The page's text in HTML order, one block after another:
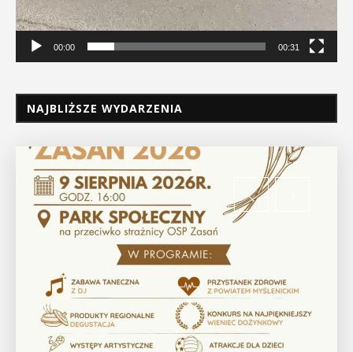
00:00 00:31
NAJBLIŻSZE WYDARZENIA